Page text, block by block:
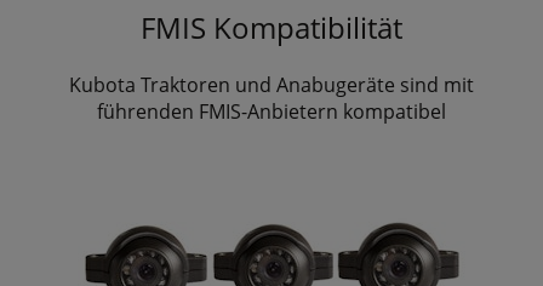
FMIS Kompatibilität
Kubota Traktoren und Anabugeräte sind mit
führenden FMIS-Anbietern kompatibel